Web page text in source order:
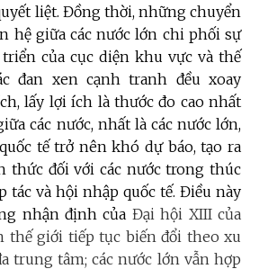
liệt. Đồng thời, những chuyển
hệ giữa các nước lớn chi phối sự
của cục diện khu vực và thế
đan xen cạnh tranh đều xoay
lấy lợi ích là thước đo cao nhất
các nước, nhất là các nước lớn,
tế trở nên khó dự báo, tạo ra
thức đối với các nước trong thúc
tác và hội nhập quốc tế. Điều này
nhận định của Đại hội XIII của
thế giới tiếp tục biến đổi theo xu
trung tâm; các nước lớn vẫn hợp